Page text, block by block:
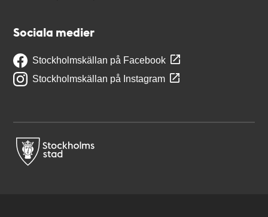
Sociala medier
Stockholmskällan på Facebook
Stockholmskällan på Instagram